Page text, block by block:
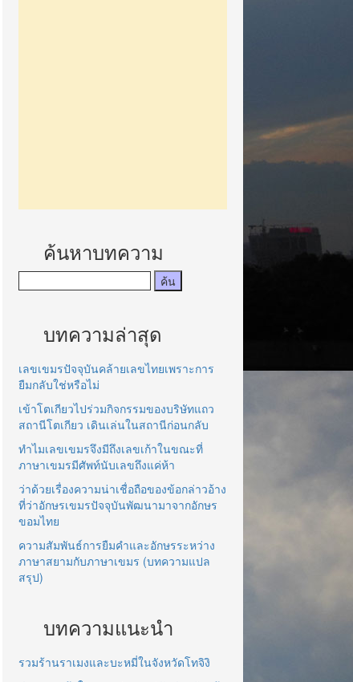
ค้นหาบทความ
บทความล่าสุด
เลขเขมรปัจจุบันคล้ายเลขไทยเพราะการ
ยืมกลับใช่หรือไม่
เข้าโตเกียวไปร่วมกิจกรรมของบริษัทแถว
สถานีโตเกียว เดินเล่นในสถานีก่อนกลับ
ทำไมเลขเขมรจึงมีถึงเลขเก้าในขณะที่
ภาษาเขมรมีศัพท์นับเลขถึงแค่ห้า
ว่าด้วยเรื่องความน่าเชื่อถือของข้อกล่าวอ้าง
ที่ว่าอักษรเขมรปัจจุบันพัฒนามาจากอักษร
ขอมไทย
ความสัมพันธ์การยืมคำและอักษรระหว่าง
ภาษาสยามกับภาษาเขมร (บทความแปล
สรุป)
บทความแนะนำ
รวมร้านราเมงและบะหมี่ในจังหวัดโทจิงิ